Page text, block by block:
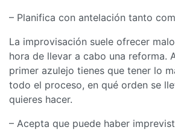
– Planifica con antelación tanto
La improvisación suele ofrecer
hora de llevar a cabo una reforma.
primer azulejo tienes que tener lo
todo el proceso, en qué orden se
quieres hacer.
– Acepta que puede haber